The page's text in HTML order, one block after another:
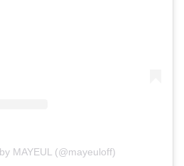
MAYEUL (@mayeuloff)